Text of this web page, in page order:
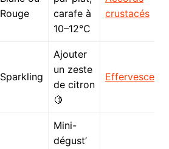
Rouge
carafe à
10–12°C
crustacés
Sparkling
Ajouter
un zeste
de citron
🍋
Effervescents
Mini-
dégust’